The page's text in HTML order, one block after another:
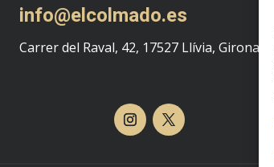
info@elcolmado.es
Carrer del Raval, 42, 17527 Llívia, Girona